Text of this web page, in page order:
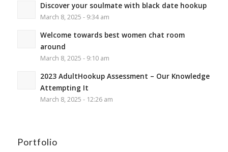
Discover your soulmate with black date hookup
March 8, 2025 - 9:34 am
Welcome towards best women chat room
around
March 8, 2025 - 9:10 am
2023 AdultHookup Assessment – Our Knowledge
Attempting It
March 8, 2025 - 12:26 am
Portfolio